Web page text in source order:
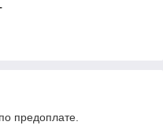
предоплате.